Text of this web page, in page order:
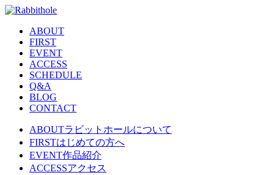
ABOUT
FIRST
EVENT
ACCESS
SCHEDULE
Q&A
BLOG
CONTACT
ABOUTラビットホールについて
FIRSTはじめての方へ
EVENT作品紹介
ACCESSアクセス